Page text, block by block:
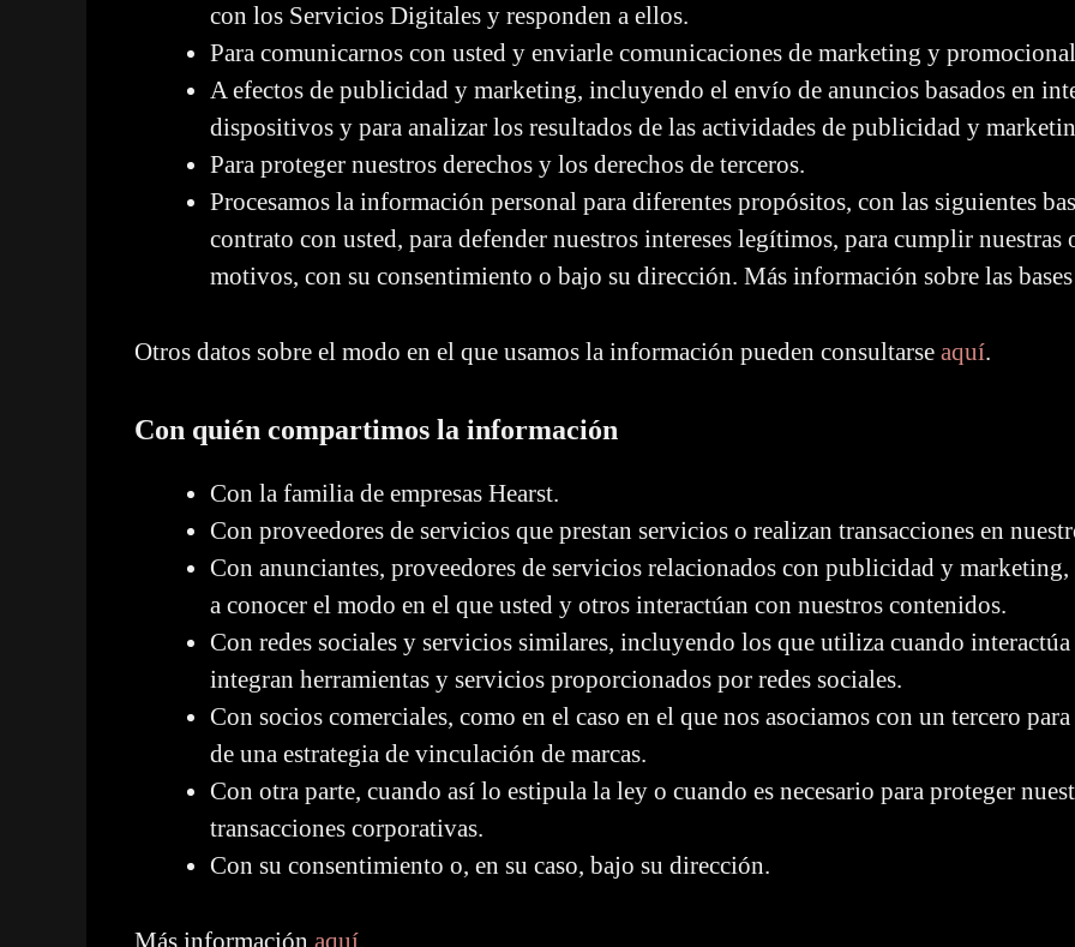
con los Servicios Digitales y responden a ellos.
Para comunicarnos con usted y enviarle comunicaciones de marketing y
A efectos de publicidad y marketing, incluyendo el envío de anuncios basados en
dispositivos y para analizar los resultados de las actividades de publicidad y
Para proteger nuestros derechos y los derechos de terceros.
Procesamos la información personal para diferentes propósitos, con las siguientes
contrato con usted, para defender nuestros intereses legítimos, para cumplir
motivos, con su consentimiento o bajo su dirección. Más información sobre las
Otros datos sobre el modo en el que usamos la información pueden consultarse aquí.
Con quién compartimos la información
Con la familia de empresas Hearst.
Con proveedores de servicios que prestan servicios o realizan transacciones en
Con anunciantes, proveedores de servicios relacionados con publicidad y marketing,
a conocer el modo en el que usted y otros interactúan con nuestros contenidos.
Con redes sociales y servicios similares, incluyendo los que utiliza cuando
integran herramientas y servicios proporcionados por redes sociales.
Con socios comerciales, como en el caso en el que nos asociamos con un tercero
de una estrategia de vinculación de marcas.
Con otra parte, cuando así lo estipula la ley o cuando es necesario para proteger
transacciones corporativas.
Con su consentimiento o, en su caso, bajo su dirección.
Más información aquí.